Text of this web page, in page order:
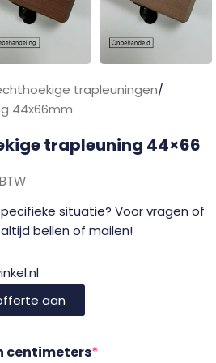
trapleuningen/
44x66mm
trapleuning 44×66
situatie? Voor vragen of
bellen of mailen!
aan
centimeters*